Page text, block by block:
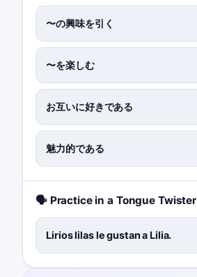
〜の興味を引く
〜を楽しむ
お互いに好きである
魅力的である
🗣️ Practice in a Tongue Twister
Lirios lilas le gustan a Lilia.